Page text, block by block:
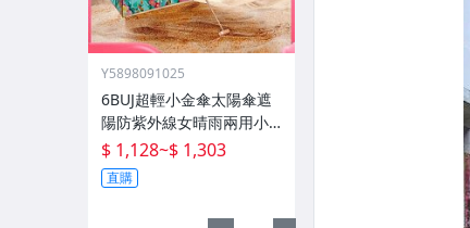
Y5898091025
6BUJ超輕小金傘太陽傘遮
陽防紫外線女晴雨兩用小
巧便攜 五折傘
$ 1,128~$ 1,303
直購